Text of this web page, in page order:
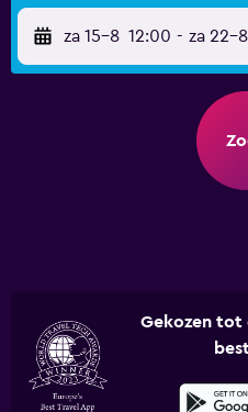
za 15-8 12:00 - za 22-8
Gekozen tot